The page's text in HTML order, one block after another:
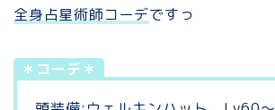
全身占星術師コーデですっ
＊コーデ＊